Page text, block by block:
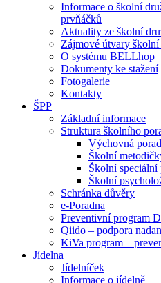
Informace o školní
prvňáčků
Aktuality ze školní
Zájmové útvary
O systému BELLhop
Dokumenty ke stažení
Fotogalerie
Kontakty
ŠPP
Základní informace
Struktura školního
Výchovná
Školní
Školní speciální
Školní
Schránka důvěry
e-Poradna
Preventivní program
Qiido – podpora
KiVa program –
Jídelna
Jídelníček
Informace o jídelně